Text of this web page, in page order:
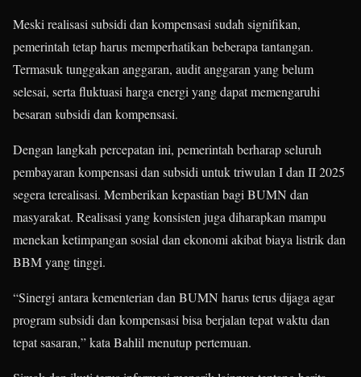
Meski realisasi subsidi dan kompensasi sudah signifikan,
pemerintah tetap harus memperhatikan beberapa tantangan.
Termasuk tunggakan anggaran, audit anggaran yang belum
selesai, serta fluktuasi harga energi yang dapat memengaruhi
besaran subsidi dan kompensasi.
Dengan langkah percepatan ini, pemerintah berharap seluruh
pembayaran kompensasi dan subsidi untuk triwulan I dan II 2025
segera terealisasi. Memberikan kepastian bagi BUMN dan
masyarakat. Realisasi yang konsisten juga diharapkan mampu
menekan ketimpangan sosial dan ekonomi akibat biaya listrik dan
BBM yang tinggi.
“Sinergi antara kementerian dan BUMN harus terus dijaga agar
program subsidi dan kompensasi bisa berjalan tepat waktu dan
tepat sasaran,” kata Bahlil menutup pertemuan.